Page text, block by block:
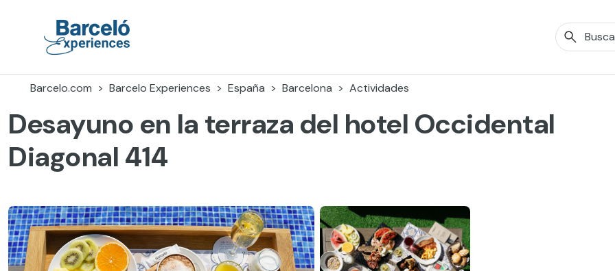
Barcelo.com
Barcelo Experiences España Barcelona Actividades
Desayuno en la terraza del hotel Occidental
Diagonal 414